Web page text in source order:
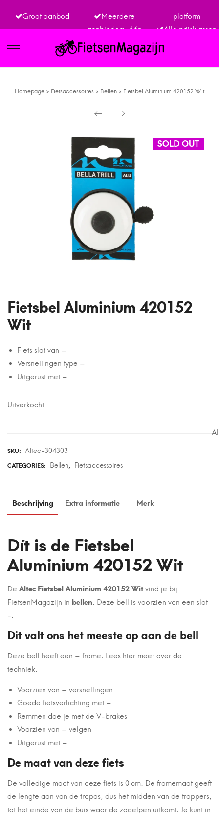
Groot aanbod
Meerdere
aanbieders, één
platform
Alle prijsklassen
Homepage > Fietsaccessoires > Bellen > Fietsbel Aluminium 420152 Wit
SOLD OUT
Fietsbel Aluminium 420152
Wit
Fiets slot van –
Versnellingen type –
Uitgerust met –
Uitverkocht
SKU: Altec-304303
CATEGORIES: Bellen, Fietsaccessoires
Beschrijving Extra informatie Merk
Dít is de Fietsbel
Aluminium 420152 Wit
De Altec Fietsbel Aluminium 420152 Wit vind je bij
FietsenMagazijn in bellen. Deze bell is voorzien van een slot
-.
Dit valt ons het meeste op aan de bell
Deze bell heeft een – frame. Lees hier meer over de
techniek.
Voorzien van – versnellingen
Goede fietsverlichting met –
Remmen doe je met de V-brakes
Voorzien van – velgen
Uitgerust met –
De maat van deze fiets
De volledige maat van deze fiets is 0 cm. De framemaat geeft
de lengte aan van de trapas, dus het midden van de trappers,
tot het einde van de buis waar de zadelpen uitkomt. Je kunt in